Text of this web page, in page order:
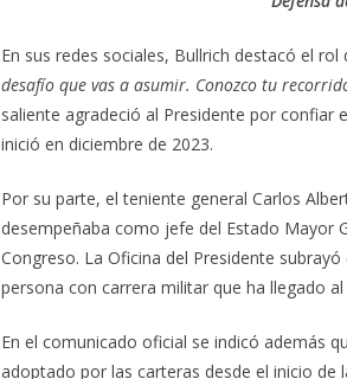
En sus redes sociales, Bullrich destacó el rol
desafío que vas a asumir. Conozco tu
saliente agradeció al Presidente por
inició en diciembre de 2023.
Por su parte, el teniente general Carlos
desempeñaba como jefe del Estado Mayor
Congreso. La Oficina del Presidente
persona con carrera militar que ha llegado
En el comunicado oficial se indicó además
adoptado por las carteras desde el inicio de